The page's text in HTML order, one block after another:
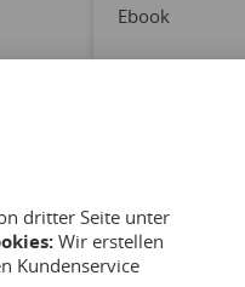
Ebook
Produkt &
dritter Seite unter
Wir erstellen
Kundenservice